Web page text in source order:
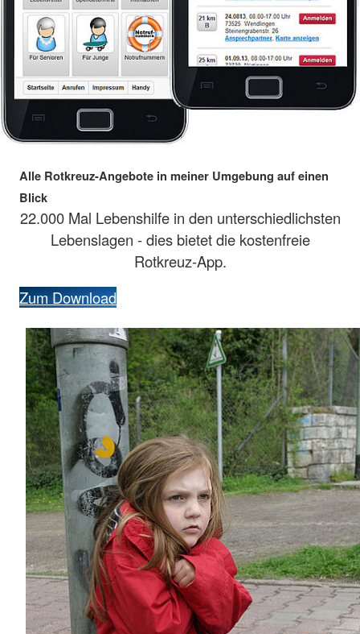
Alle Rotkreuz-Angebote in meiner Umgebung auf einen
Blick
22.000 Mal Lebenshilfe in den unterschiedlichsten
Lebenslagen - dies bietet die kostenfreie
Rotkreuz-App.
Zum Download